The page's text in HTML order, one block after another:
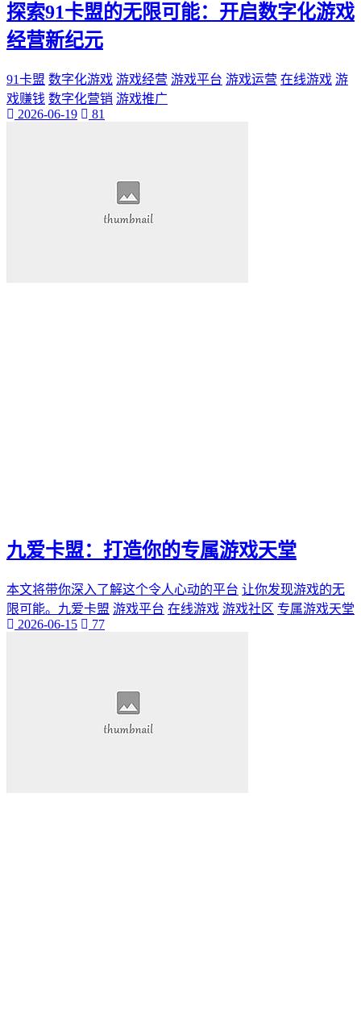
探索91卡盟的无限可能：开启数字化游戏
经营新纪元
91卡盟 数字化游戏 游戏经营 游戏平台 游戏运营 在线游戏 游
戏赚钱 数字化营销 游戏推广
2026-06-19
81
九爱卡盟：打造你的专属游戏天堂
本文将带你深入了解这个令人心动的平台 让你发现游戏的无
限可能。九爱卡盟 游戏平台 在线游戏 游戏社区 专属游戏天堂
2026-06-15
77